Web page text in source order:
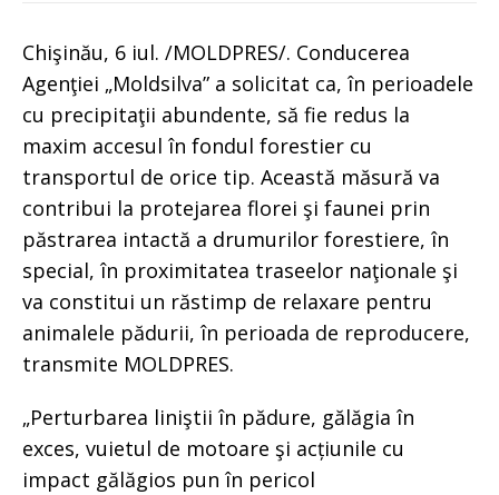
Chişinău, 6 iul. /MOLDPRES/. Conducerea
Agenţiei „Moldsilva” a solicitat ca, în perioadele
cu precipitaţii abundente, să fie redus la
maxim accesul în fondul forestier cu
transportul de orice tip. Această măsură va
contribui la protejarea florei şi faunei prin
păstrarea intactă a drumurilor forestiere, în
special, în proximitatea traseelor naţionale şi
va constitui un răstimp de relaxare pentru
animalele pădurii, în perioada de reproducere,
transmite MOLDPRES.
„Perturbarea liniştii în pădure, gălăgia în
exces, vuietul de motoare şi acțiunile cu
impact gălăgios pun în pericol